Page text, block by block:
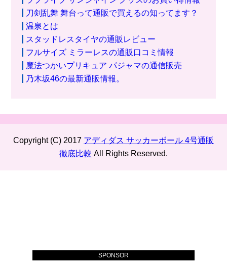
刀剣乱舞 舞台って通販で買えるの知ってます？
温泉とは
スタッドレスタイヤの通販レビュー
フルサイズ ミラーレスの通販口コミ情報
魔法つかいプリキュア パジャマの通信販売
乃木坂46の最新通販情報。
Copyright (C) 2017 アディダス サッカーボール 4号通販
徹底比較 All Rights Reserved.
SPONSOR